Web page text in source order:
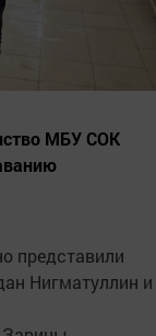
МБУ СОК
представили
Нигматуллин и